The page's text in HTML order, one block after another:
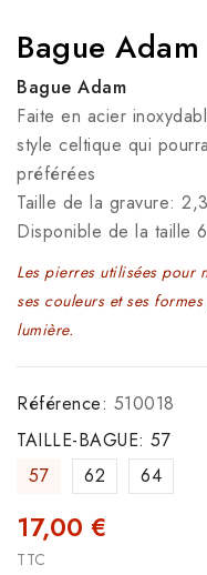
Bague Adam
Bague Adam
Faite en acier
style celtique qui
préférées
Taille de la gravure:
Disponible de la taille
Les pierres utilisées pour
ses couleurs et ses
lumière.
Référence: 510018
TAILLE-BAGUE: 57
57
62 64
17,00 €
TTC